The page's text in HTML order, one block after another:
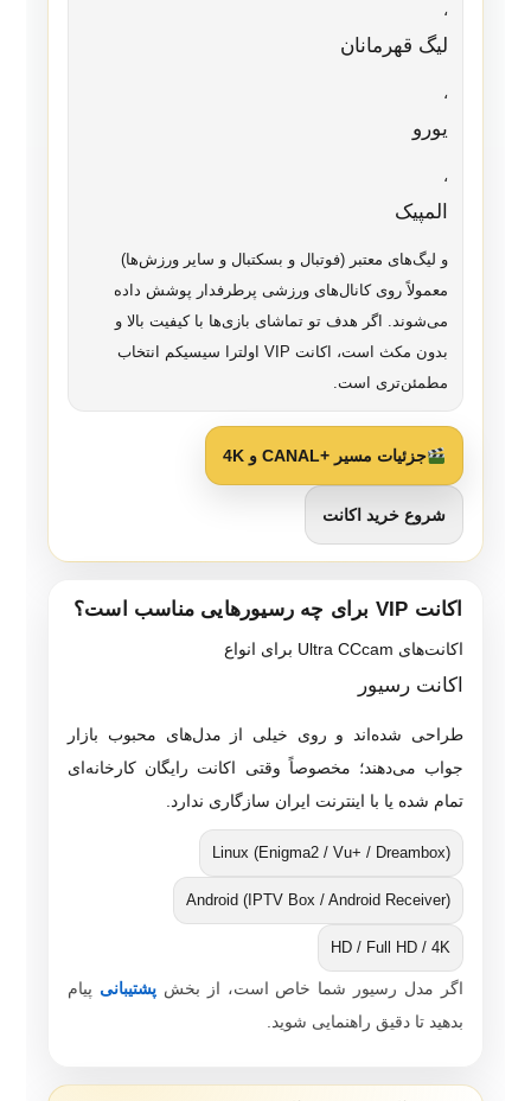
،
لیگ قهرمانان
،
یورو
،
المپیک
و لیگ‌های معتبر (فوتبال و بسکتبال و سایر ورزش‌ها)
معمولاً روی کانال‌های ورزشی پرطرفدار پوشش داده
می‌شوند. اگر هدف تو تماشای بازی‌ها با کیفیت بالا و
بدون مکث است، اکانت VIP اولترا سیسیکم انتخاب
مطمئن‌تری است.
جزئیات مسیر +CANAL و 4K
شروع خرید اکانت
اکانت VIP برای چه رسیورهایی مناسب است؟
اکانت‌های Ultra CCcam برای انواع
اکانت رسیور
طراحی شده‌اند و روی خیلی از مدل‌های محبوب بازار
جواب می‌دهند؛ مخصوصاً وقتی اکانت رایگان کارخانه‌ای
تمام شده یا با اینترنت ایران سازگاری ندارد.
Linux (Enigma2 / Vu+ / Dreambox)
Android (IPTV Box / Android Receiver)
HD / Full HD / 4K
اگر مدل رسیور شما خاص است، از بخش پشتیبانی پیام
بدهید تا دقیق راهنمایی شوید.